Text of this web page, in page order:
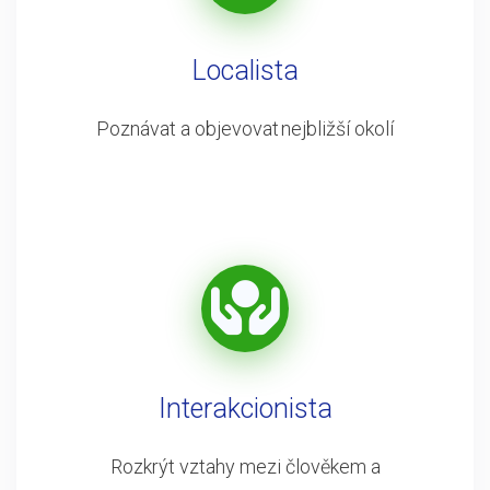
Localista
Poznávat a objevovat nejbližší okolí
Interakcionista
Rozkrýt vztahy mezi člověkem a